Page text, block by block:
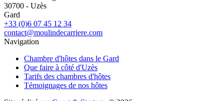
30700 - Uzès
Gard
+33 (0)6 07 45 12 34
contact@moulindecarriere.com
Navigation
Chambre d'hôtes dans le Gard
Que faire à côté d'Uzès
Tarifs des chambres d'hôtes
Témoignages de nos hôtes